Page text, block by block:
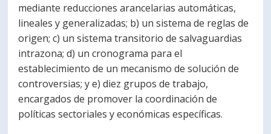
mediante reducciones arancelarias automáticas,
lineales y generalizadas; b) un sistema de reglas de
origen; c) un sistema transitorio de salvaguardias
intrazona; d) un cronograma para el
establecimiento de un mecanismo de solución de
controversias; y e) diez grupos de trabajo,
encargados de promover la coordinación de
políticas sectoriales y económicas específicas.